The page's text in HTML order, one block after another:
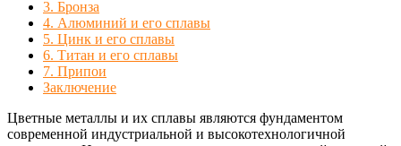
3. Бронза
4. Алюминий и его сплавы
5. Цинк и его сплавы
6. Титан и его сплавы
7. Припои
Заключение
Цветные металлы и их сплавы являются фундаментом
современной индустриальной и высокотехнологичной